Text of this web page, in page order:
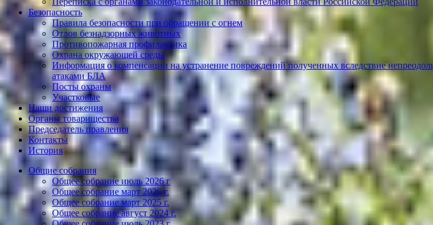
Безопасность
Правила безопасности при обращении с огнем
Отлов безнадзорных животных
Противопожарная профилактика
Охрана окружающей среды
Информация о компенсации на устранение повреждений полученных вследствие
атаками БЛА
Посты охраны
Участковые
Наши достижения
Органы товарищества
Председатель правления
Контакты
История
Общие собрания
Общее собрание июль 2026 г
Общее собрание март 2026 г.
Общее собрание март 2025 г.
Общее собрание август 2024 г.